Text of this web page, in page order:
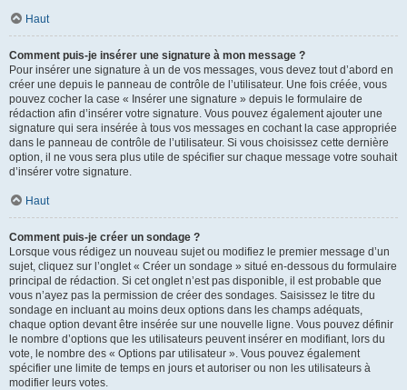
Haut
Comment puis-je insérer une signature à mon message ?
Pour insérer une signature à un de vos messages, vous devez tout d’abord en
créer une depuis le panneau de contrôle de l’utilisateur. Une fois créée, vous
pouvez cocher la case « Insérer une signature » depuis le formulaire de
rédaction afin d’insérer votre signature. Vous pouvez également ajouter une
signature qui sera insérée à tous vos messages en cochant la case appropriée
dans le panneau de contrôle de l’utilisateur. Si vous choisissez cette dernière
option, il ne vous sera plus utile de spécifier sur chaque message votre souhait
d’insérer votre signature.
Haut
Comment puis-je créer un sondage ?
Lorsque vous rédigez un nouveau sujet ou modifiez le premier message d’un
sujet, cliquez sur l’onglet « Créer un sondage » situé en-dessous du formulaire
principal de rédaction. Si cet onglet n’est pas disponible, il est probable que
vous n’ayez pas la permission de créer des sondages. Saisissez le titre du
sondage en incluant au moins deux options dans les champs adéquats,
chaque option devant être insérée sur une nouvelle ligne. Vous pouvez définir
le nombre d’options que les utilisateurs peuvent insérer en modifiant, lors du
vote, le nombre des « Options par utilisateur ». Vous pouvez également
spécifier une limite de temps en jours et autoriser ou non les utilisateurs à
modifier leurs votes.